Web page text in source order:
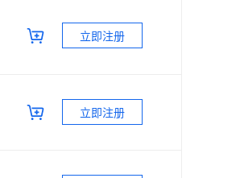
立即注册
立即注册